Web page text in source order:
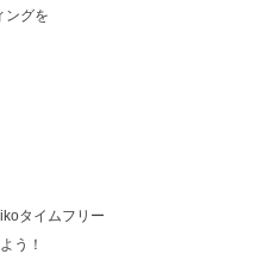
ングを
タイムフリー
う！